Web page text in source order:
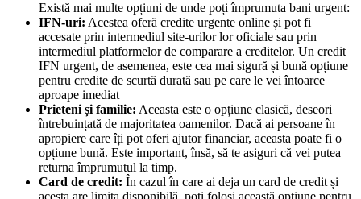
Există mai multe opțiuni de unde poți împrumuta bani urgent:
IFN-uri: Acestea oferă credite urgente online și pot fi
accesate prin intermediul site-urilor lor oficiale sau prin
intermediul platformelor de comparare a creditelor. Un credit
IFN urgent, de asemenea, este cea mai sigură și bună opțiune
pentru credite de scurtă durată sau pe care le vei întoarce
aproape imediat
Prieteni și familie: Aceasta este o opțiune clasică, deseori
întrebuințată de majoritatea oamenilor. Dacă ai persoane în
apropiere care îți pot oferi ajutor financiar, aceasta poate fi o
opțiune bună. Este important, însă, să te asiguri că vei putea
returna împrumutul la timp.
Card de credit: În cazul în care ai deja un card de credit și
acesta are limita disponibilă, poți folosi această opțiune pentru